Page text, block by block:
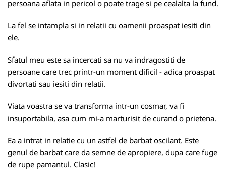
persoana aflata in pericol o poate trage si pe cealalta la fund.
La fel se intampla si in relatii cu oamenii proaspat iesiti din
ele.
Sfatul meu este sa incercati sa nu va indragostiti de
persoane care trec printr-un moment dificil - adica proaspat
divortati sau iesiti din relatii.
Viata voastra se va transforma intr-un cosmar, va fi
insuportabila, asa cum mi-a marturisit de curand o prietena.
Ea a intrat in relatie cu un astfel de barbat oscilant. Este
genul de barbat care da semne de apropiere, dupa care fuge
de rupe pamantul. Clasic!